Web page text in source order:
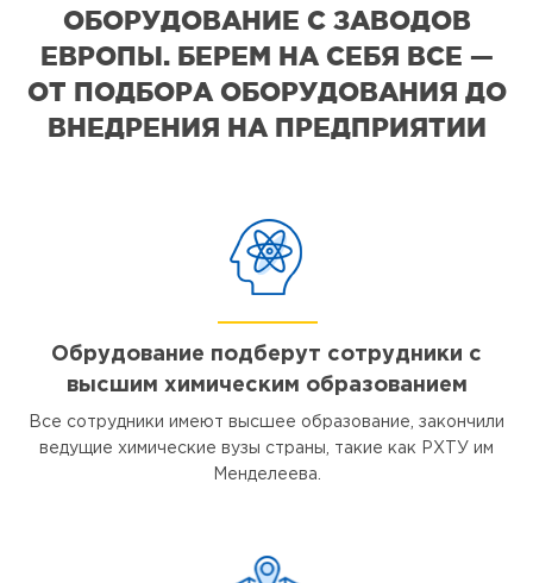
ОБОРУДОВАНИЕ С ЗАВОДОВ
ЕВРОПЫ. БЕРЕМ НА СЕБЯ ВСЕ —
ОТ ПОДБОРА ОБОРУДОВАНИЯ ДО
ВНЕДРЕНИЯ НА ПРЕДПРИЯТИИ
Обрудование подберут сотрудники с
высшим химическим образованием
Все сотрудники имеют высшее образование, закончили
ведущие химические вузы страны, такие как РХТУ им
Менделеева.